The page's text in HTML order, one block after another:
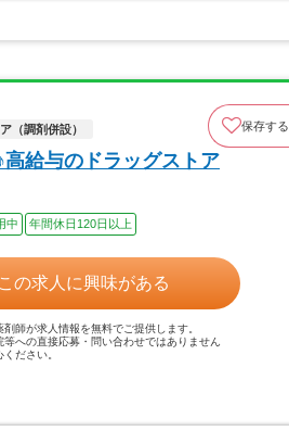
（調剤併設） 保存する
高給与のドラッグストア
中 年間休日120日以上
この求人に興味がある
剤師が求人情報を無料でご提供します。
等への直接応募・問い合わせではありません
ださい。